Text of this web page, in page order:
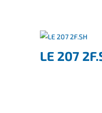
LE 207